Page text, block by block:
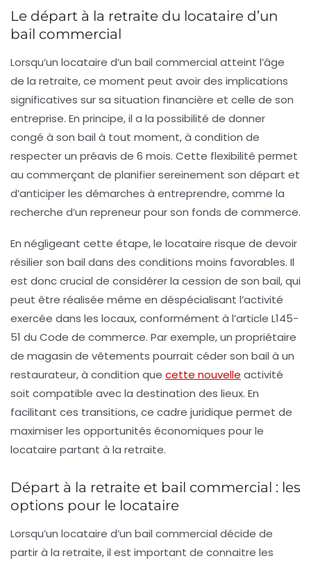
Le départ à la retraite du locataire d’un
bail commercial
Lorsqu’un locataire d’un bail commercial atteint l’âge
de la retraite, ce moment peut avoir des implications
significatives sur sa situation financière et celle de son
entreprise. En principe, il a la possibilité de donner
congé à son bail à tout moment, à condition de
respecter un préavis de 6 mois. Cette flexibilité permet
au commerçant de planifier sereinement son départ et
d’anticiper les démarches à entreprendre, comme la
recherche d’un repreneurpour son fonds de commerce.
En négligeant cette étape, le locataire risque de devoir
résilier son bail dans des conditions moins favorables. Il
est donc crucial de considérer la cession de son bail, qui
peut être réalisée même en déspécialisant l’activité
exercée dans les locaux, conformément à l’article L145-
51 du Code de commerce. Par exemple, un propriétaire
de magasin de vêtements pourrait céder son bail à un
restaurateur, à condition que cette nouvelle activité
soit compatible avec la destination des lieux. En
facilitant ces transitions, ce cadre juridique permet de
maximiser les opportunités économiques pour le
locataire partant à la retraite.
Départ à la retraite et bail commercial : les
options pour le locataire
Lorsqu’un locataire d’un bail commercial décide de
partir à la retraite, il est important de connaitre les